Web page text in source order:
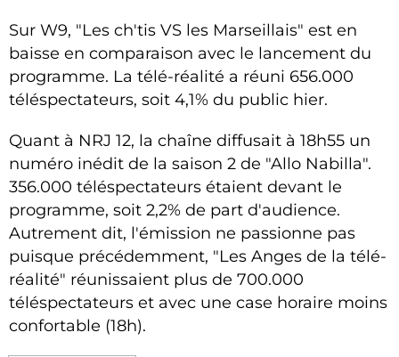
Sur W9, "Les ch'tis VS les Marseillais" est en
baisse en comparaison avec le lancement du
programme. La télé-réalité a réuni 656.000
téléspectateurs, soit 4,1% du public hier.
Quant à NRJ 12, la chaîne diffusait à 18h55 un
numéro inédit de la saison 2 de "Allo Nabilla".
356.000 téléspectateurs étaient devant le
programme, soit 2,2% de part d'audience.
Autrement dit, l'émission ne passionne pas
puisque précédemment, "Les Anges de la télé-
réalité" réunissaient plus de 700.000
téléspectateurs et avec une case horaire moins
confortable (18h).